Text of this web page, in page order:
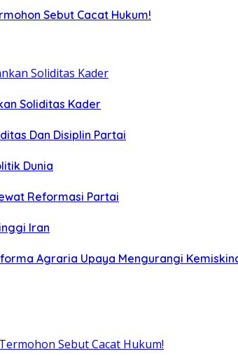
Sebut Cacat Hukum!
Soliditas Kader
Dan Disiplin Partai
Dunia
Reformasi Partai
Iran
Agraria Upaya Mengurangi